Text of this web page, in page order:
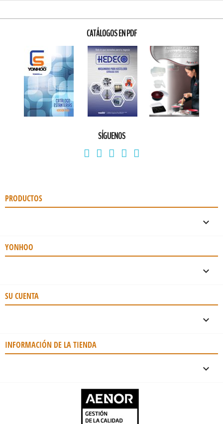
CATÁLOGOS EN PDF
SÍGUENOS
PRODUCTOS

YONHOO

SU CUENTA

INFORMACIÓN DE LA TIENDA
keyboard_arrow_down